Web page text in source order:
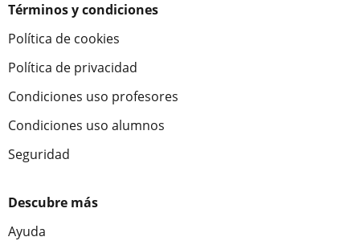
Términos y condiciones
Política de cookies
Política de privacidad
Condiciones uso profesores
Condiciones uso alumnos
Seguridad
Descubre más
Ayuda